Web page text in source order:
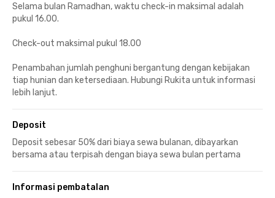
Selama bulan Ramadhan, waktu check-in maksimal adalah
pukul 16.00.
Check-out maksimal pukul 18.00
Penambahan jumlah penghuni bergantung dengan kebijakan
tiap hunian dan ketersediaan. Hubungi Rukita untuk informasi
lebih lanjut.
Deposit
Deposit sebesar 50% dari biaya sewa bulanan, dibayarkan
bersama atau terpisah dengan biaya sewa bulan pertama
Informasi pembatalan